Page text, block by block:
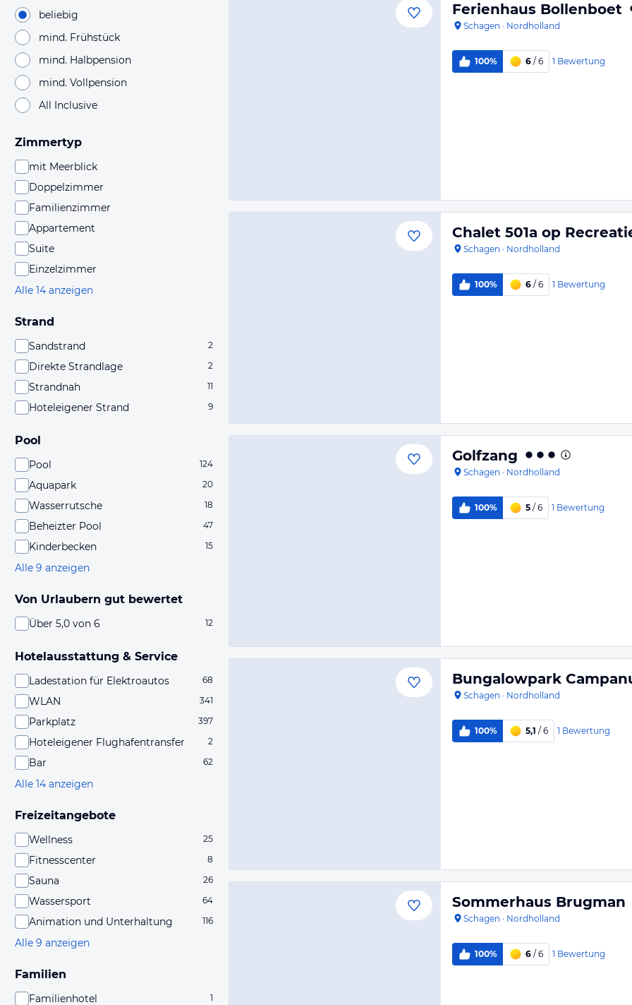
beliebig
mind. Frühstück
mind. Halbpension
mind. Vollpension
All Inclusive
Zimmertyp
mit Meerblick
Doppelzimmer
Familienzimmer
Appartement
Suite
Einzelzimmer
Alle 14 anzeigen
Strand
Sandstrand 2
Direkte Strandlage 2
Strandnah 11
Hoteleigener Strand 9
Pool
Pool 124
Aquapark 20
Wasserrutsche 18
Beheizter Pool 47
Kinderbecken 15
Alle 9 anzeigen
Von Urlaubern gut bewertet
Über 5,0 von 6 12
Hotelausstattung & Service
Ladestation für Elektroautos 68
WLAN 341
Parkplatz 397
Hoteleigener Flughafentransfer 2
Bar 62
Alle 14 anzeigen
Freizeitangebote
Wellness 25
Fitnesscenter 8
Sauna 26
Wassersport 64
Animation und Unterhaltung 116
Alle 9 anzeigen
Familien
Familienhotel 1
Ferienhaus Bollenboet
Schagen · Nordholland
100% 6 / 6 1 Bewertung
Chalet 501a op
Schagen · Nordholland
100% 6 / 6 1 Bewertung
Golfzang
Schagen · Nordholland
100% 5 / 6 1 Bewertung
Bungalowpark
Schagen · Nordholland
100% 5,1 / 6 1 Bewertung
Sommerhaus Brugman
Schagen · Nordholland
100% 6 / 6 1 Bewertung